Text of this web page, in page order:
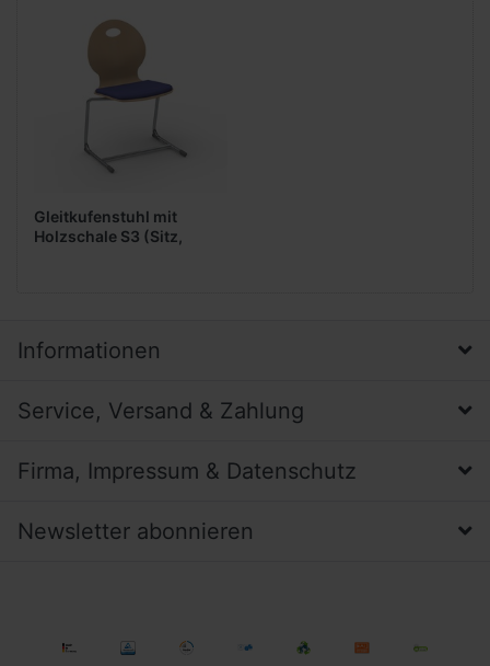
Gleitkufenstuhl mit
Holzschale S3 (Sitz,
Informationen
Service, Versand & Zahlung
Firma, Impressum & Datenschutz
Newsletter abonnieren